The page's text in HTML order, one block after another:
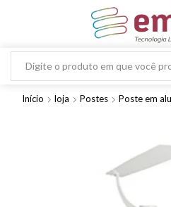
Início loja Postes Poste em